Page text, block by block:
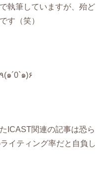
執筆していますが、殆ど
す（笑）
結構、お得だと思っています٩(๑´0`๑)۶
ICAST関連の記事は恐ら
イティング率だと自負し